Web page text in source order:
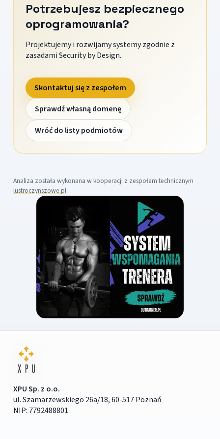
Potrzebujesz bezpiecznego
oprogramowania?
Projektujemy i rozwijamy systemy zgodnie z
zasadami Security by Design.
Skontaktuj się z zespołem
Sprawdź własną domenę
Wróć do listy podmiotów
Analiza została wykonana w kooperacji z zespołem technicznym
lustroczynszowe.pl.
XPU Sp. z o.o.
ul. Szamarzewskiego 26a/18, 60-517 Poznań
NIP: 7792488801